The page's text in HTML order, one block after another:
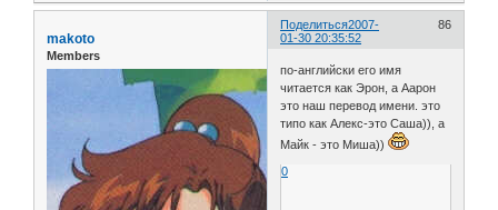
Поделиться 86
2007-
01-30 20:35:52
makoto
Members
по-английски его имя
читается как Эрон, а Аарон
это наш перевод имени. это
типо как Алекс-это Саша)), а
Майк - это Миша))
0